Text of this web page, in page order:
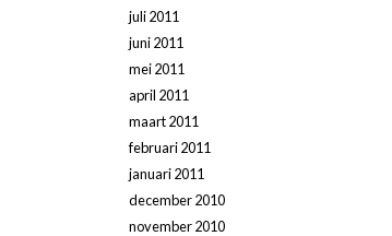
juli 2011
juni 2011
mei 2011
april 2011
maart 2011
februari 2011
januari 2011
december 2010
november 2010